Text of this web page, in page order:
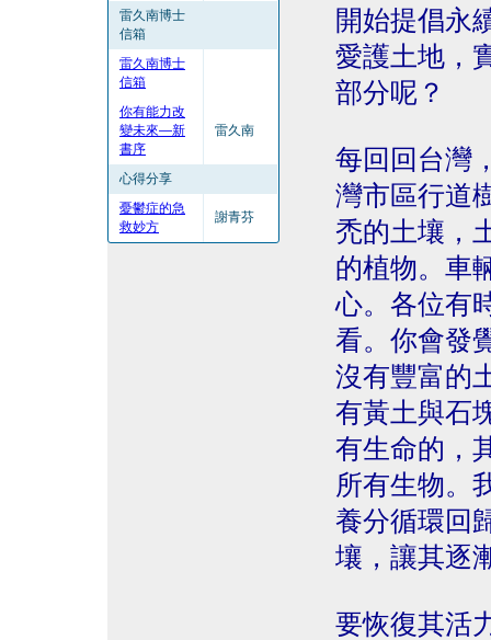
雷久南博士
信箱
雷久南博士
信箱
你有能力改
變未來—新
書序
雷久南
心得分享
憂鬱症的急
救妙方
謝青芬
開始提倡永
愛護土地，
部分呢？
每回回台灣
灣市區行道
禿的土壤，
的植物。車
心。各位有
看。你會發
沒有豐富的
有黃土與石
有生命的，
所有生物。
養分循環回
壤，讓其逐
要恢復其活